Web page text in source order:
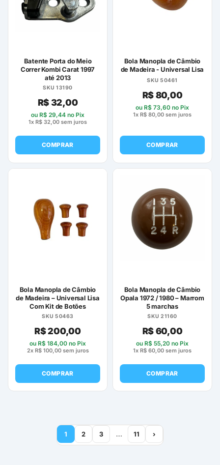
Batente Porta do Meio
Correr Kombi Carat 1997
até 2013
SKU 13190
R$32,00
ou R$ 29,44 no Pix
1x R$ 32,00 sem juros
COMPRAR
Bola Manopla de Câmbio
de Madeira - Universal Lisa
SKU 50461
R$80,00
ou R$ 73,60 no Pix
1x R$ 80,00 sem juros
COMPRAR
Bola Manopla de Câmbio
de Madeira – Universal Lisa
Com Kit de Botões
SKU 50463
R$200,00
ou R$ 184,00 no Pix
2x R$100,00sem juros
COMPRAR
Bola Manopla de Câmbio
Opala 1972 / 1980 – Marrom
5 marchas
SKU 21160
R$60,00
ou R$ 55,20 no Pix
1x R$ 60,00 sem juros
COMPRAR
1 2 3 … 11 ›